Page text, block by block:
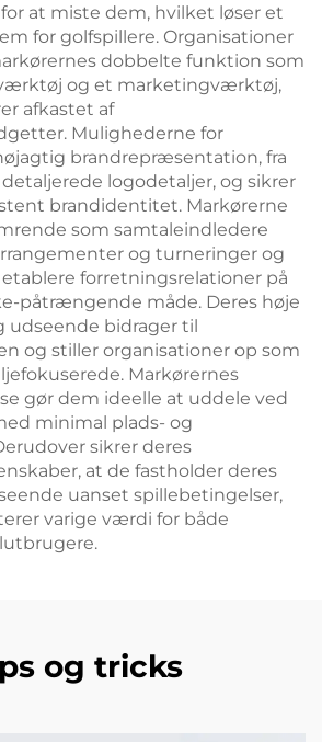
at miste dem, hvilket løser et
for golfspillere. Organisationer
dobbelte funktion som
og et marketingværktøj,
afkastet af
Mulighederne for
brandrepræsentation, fra
logodetaljer, og sikrer
brandidentitet. Markørerne
som samtaleindledere
og turneringer og
forretningsrelationer på
påtrængende måde. Deres høje
udseende bidrager til
og stiller organisationer op som
Markørernes
gør dem ideelle at uddele ved
minimal plads- og
sikrer deres
at de fastholder deres
uanset spillebetingelser,
varige værdi for både
og tricks